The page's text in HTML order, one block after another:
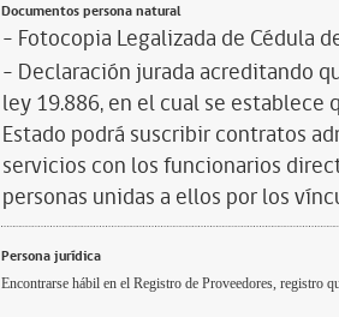
Documentos persona natural
- Fotocopia Legalizada de Cédula
- Declaración jurada acreditando
ley 19.886, en el cual se
Estado podrá suscribir contratos
servicios con los funcionarios
personas unidas a ellos por los
Persona jurídica
Encontrarse hábil en el Registro de Proveedores, registro